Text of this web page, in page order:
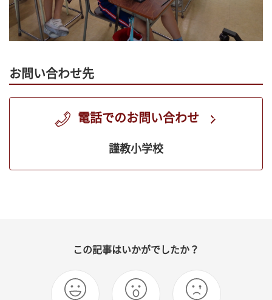
お問い合わせ先
電話でのお問い合わせ
謹教小学校
この記事はいかがでしたか？